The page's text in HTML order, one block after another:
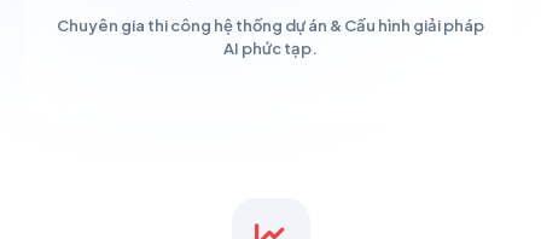
Chuyên gia thi công hệ thống dự án & Cấu hình giải pháp
AI phức tạp.